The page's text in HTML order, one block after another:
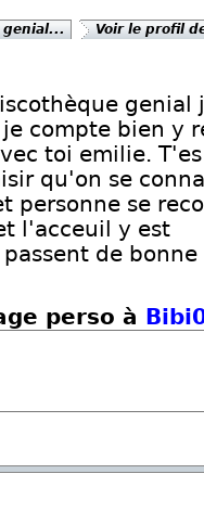
genial... Voir le profil
genial
compte bien y
toi emilie.
qu'on se
personne se
l'acceuil y est
de bonne
perso à